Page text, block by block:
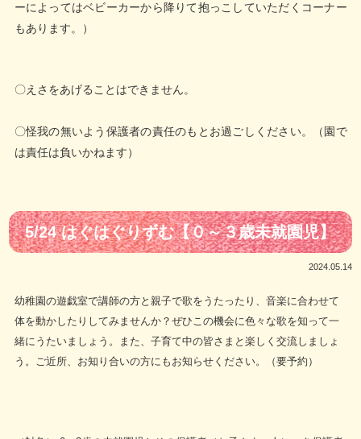
ーによってはベビーカーから降りて抱っこしていただくコーナー
もあります。）
〇えさをあげることはできません。
〇怪我の無いよう保護者の責任のもとお過ごしください。（園で
は責任は負いかねます）
5/24 はぐはぐりずむ【０～３歳未就園児】
2024.05.14
幼稚園の遊戯室で講師の方と親子で歌をうたったり、音楽に合わせて
体を動かしたりしてみませんか？ぜひこの機会に色々な歌を知って一
緒にうたいましょう。また、子育て中の皆さまと楽しく交流しましょ
う。ご近所、お知り合いの方にもお知らせください。（要予約）